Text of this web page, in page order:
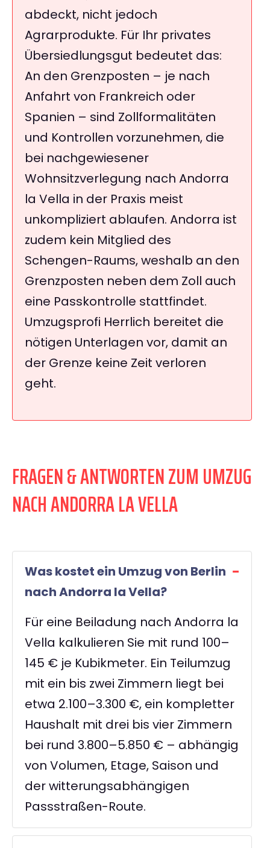
abdeckt, nicht jedoch
Agrarprodukte. Für Ihr privates
Übersiedlungsgut bedeutet das:
An den Grenzposten – je nach
Anfahrt von Frankreich oder
Spanien – sind Zollformalitäten
und Kontrollen vorzunehmen, die
bei nachgewiesener
Wohnsitzverlegung nach Andorra
la Vella in der Praxis meist
unkompliziert ablaufen. Andorra ist
zudem kein Mitglied des
Schengen-Raums, weshalb an den
Grenzposten neben dem Zoll auch
eine Passkontrolle stattfindet.
Umzugsprofi Herrlich bereitet die
nötigen Unterlagen vor, damit an
der Grenze keine Zeit verloren
geht.
FRAGEN & ANTWORTEN ZUM UMZUG
NACH ANDORRA LA VELLA
Was kostet ein Umzug von Berlin
nach Andorra la Vella?
Für eine Beiladung nach Andorra la
Vella kalkulieren Sie mit rund 100–
145 € je Kubikmeter. Ein Teilumzug
mit ein bis zwei Zimmern liegt bei
etwa 2.100–3.300 €, ein kompletter
Haushalt mit drei bis vier Zimmern
bei rund 3.800–5.850 € – abhängig
von Volumen, Etage, Saison und
der witterungsabhängigen
Passstraßen-Route.